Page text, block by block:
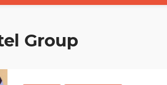
Group